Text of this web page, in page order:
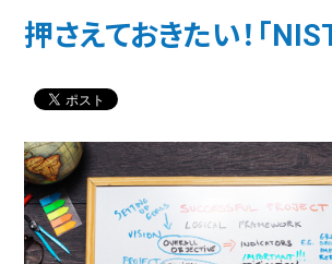
押さえておきたい！「